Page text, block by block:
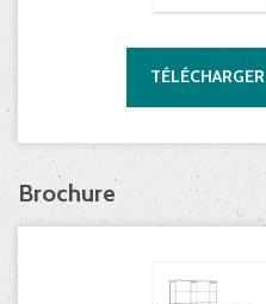
TÉLÉCHARGER
Brochure